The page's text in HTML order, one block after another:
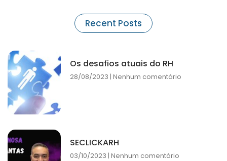
Recent Posts
Os desafios atuais do RH
28/08/2023 Nenhum comentário
SECLICKARH
03/10/2023 Nenhum comentário